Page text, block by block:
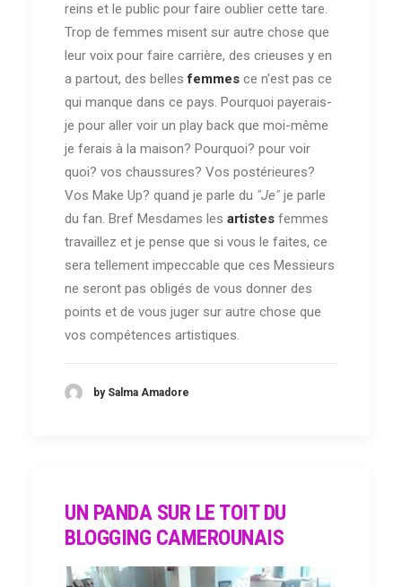
reins et le public pour faire oublier cette tare.
Trop de femmes misent sur autre chose que
leur voix pour faire carrière, des crieuses y en
a partout, des belles femmes ce n'est pas ce
qui manque dans ce pays. Pourquoi payerais-
je pour aller voir un play back que moi-même
je ferais à la maison? Pourquoi? pour voir
quoi? vos chaussures? Vos postérieures?
Vos Make Up? quand je parle du "Je" je parle
du fan. Bref Mesdames les artistes femmes
travaillez et je pense que si vous le faites, ce
sera tellement impeccable que ces Messieurs
ne seront pas obligés de vous donner des
points et de vous juger sur autre chose que
vos compétences artistiques.
by Salma Amadore
UN PANDA SUR LE TOIT DU
BLOGGING CAMEROUNAIS